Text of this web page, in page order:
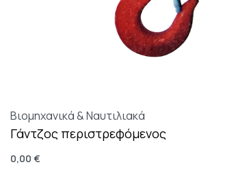
Βιομηχανικά & Ναυτιλιακά
Γάντζος περιστρεφόμενος
0,00 €